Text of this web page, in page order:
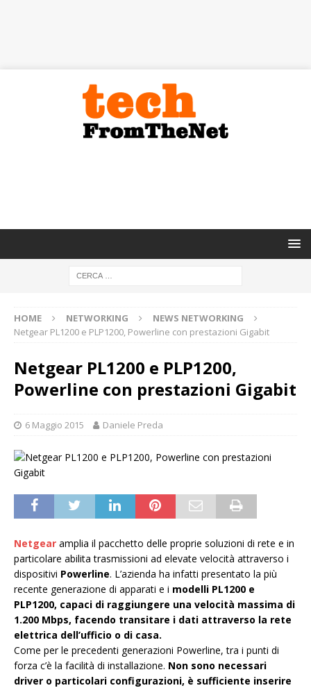
HOME NETWORKING
NEWS NETWORKING
Netgear PL1200 e PLP1200, Powerline con prestazioni Gigabit
Netgear PL1200 e PLP1200,
Powerline con prestazioni Gigabit
6 Maggio 2015 Daniele Preda
Netgear amplia il pacchetto delle proprie soluzioni di rete e in
particolare abilita trasmissioni ad elevate velocità attraverso i
dispositivi Powerline. L’azienda ha infatti presentato la più
recente generazione di apparati e i modelli PL1200 e
PLP1200, capaci di raggiungere una velocità massima di
1.200 Mbps, facendo transitare i dati attraverso la rete
elettrica dell’ufficio o di casa.
Come per le precedenti generazioni Powerline, tra i punti di
forza c’è la facilità di installazione. Non sono necessari
driver o particolari configurazioni, è sufficiente inserire